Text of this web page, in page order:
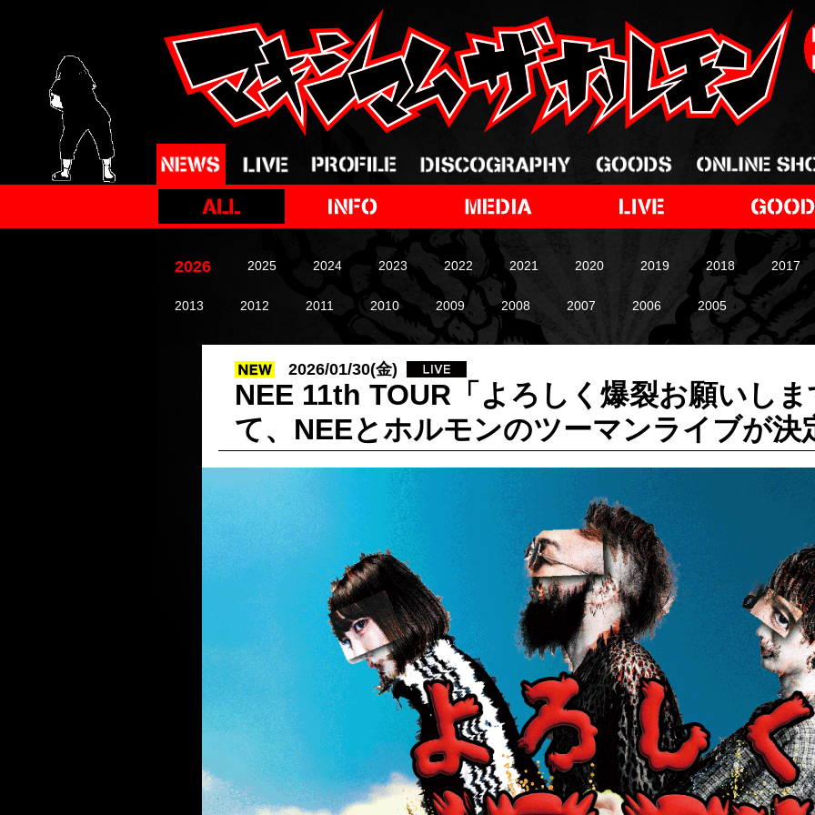
2026 2025 2024 2023 2022 2021 2020 2019 2018 2017
2013 2012 2011 2010 2009 2008 2007 2006 2005
2026/01/30(金)
NEE 11th TOUR「よろしく爆裂お願いし
て、NEEとホルモンのツーマンライブが決